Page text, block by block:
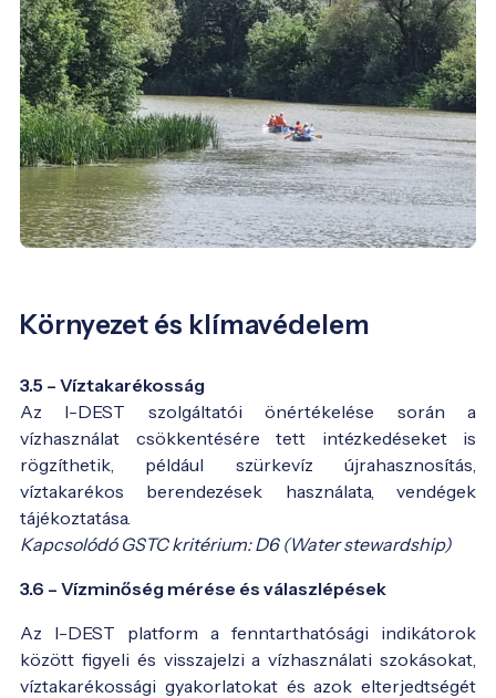
Környezet és klímavédelem
3.5 – Víztakarékosság
Az I-DEST szolgáltatói önértékelése során a
vízhasználat csökkentésére tett intézkedéseket is
rögzíthetik, például szürkevíz újrahasznosítás,
víztakarékos berendezések használata, vendégek
tájékoztatása.
Kapcsolódó GSTC kritérium: D6 (Water stewardship)
3.6 – Vízminőség mérése és válaszlépések
Az I-DEST platform a fenntarthatósági indikátorok
között figyeli és visszajelzi a vízhasználati szokásokat,
víztakarékossági gyakorlatokat és azok elterjedtségét